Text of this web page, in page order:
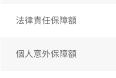
法律責任保障額
個人意外保障額